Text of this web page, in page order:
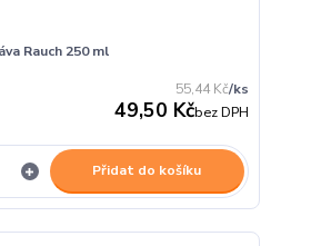
Rauch 250 ml
55,44 Kč/ks
49,50 Kčbez DPH
Přidat do košíku